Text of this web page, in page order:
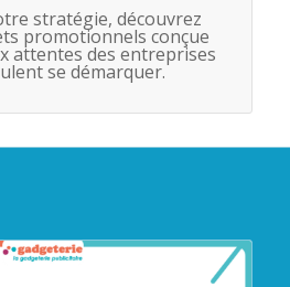
stratégie, découvrez
promotionnels conçue
attentes des entreprises
se démarquer.